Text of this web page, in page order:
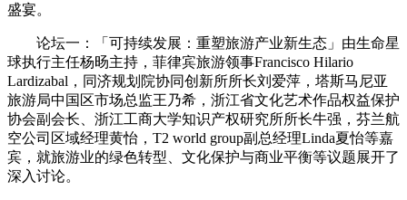
盛宴。
论坛一：「可持续发展：重塑旅游产业新生态」由生命星
球执行主任杨旸主持，菲律宾旅游领事Francisco Hilario
Lardizabal，同济规划院协同创新所所长刘爱萍，塔斯马尼亚
旅游局中国区市场总监王乃希，浙江省文化艺术作品权益保护
协会副会长、浙江工商大学知识产权研究所所长牛强，芬兰航
空公司区域经理黄怡，T2 world group副总经理Linda夏怡等嘉
宾，就旅游业的绿色转型、文化保护与商业平衡等议题展开了
深入讨论。